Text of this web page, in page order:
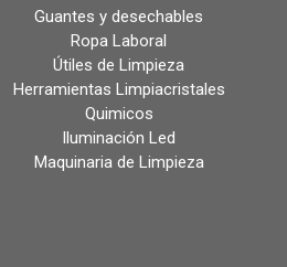
Guantes y desechables
Ropa Laboral
Útiles de Limpieza
Herramientas Limpiacristales
Quimicos
Iluminación Led
Maquinaria de Limpieza